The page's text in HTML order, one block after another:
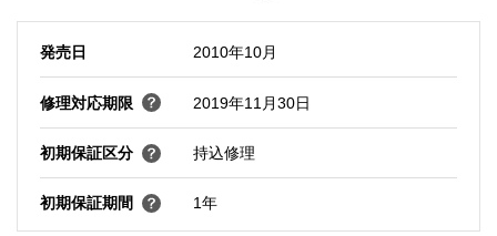
発売日 2010年10月
修理対応期限 2019年11月30日
初期保証区分 持込修理
初期保証期間 1年